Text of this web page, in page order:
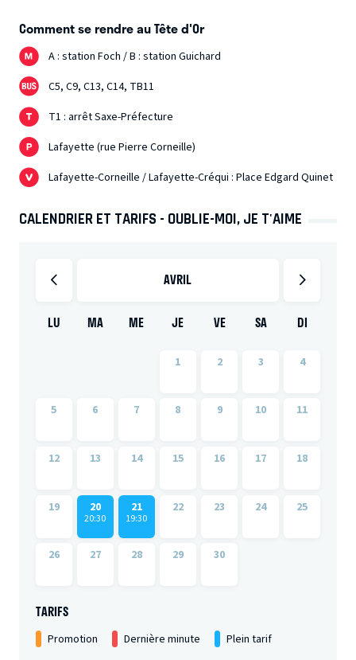
Comment se rendre au Tête d'Or
A : station Foch / B : station Guichard
C5, C9, C13, C14, TB11
T1 : arrêt Saxe-Préfecture
Lafayette (rue Pierre Corneille)
Lafayette-Corneille / Lafayette-Créqui : Place Edgard Quinet
CALENDRIER ET TARIFS - OUBLIE-MOI, JE T'AIME
AVRIL
LU MA ME JE VE SA DI
1 2 3 4
5 6 7 8 9 10 11
12 13 14 15 16 17 18
19 20
20:30
21
19:30
22 23 24 25
26 27 28 29 30
TARIFS
Promotion Dernière minute Plein tarif